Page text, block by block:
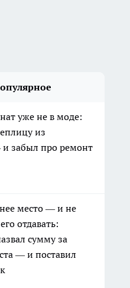
уже не в моде:
из
забыл про ремонт
место — и не
отдавать:
сумму за
— и поставил